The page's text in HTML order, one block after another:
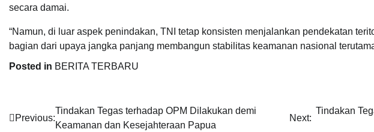
secara damai.
“Namun, di luar aspek penindakan, TNI tetap konsisten menjalankan pendekatan
bagian dari upaya jangka panjang membangun stabilitas keamanan nasional
Posted in BERITA TERBARU
Navigasi
Previous:
Tindakan Tegas terhadap OPM Dilakukan demi
Keamanan dan Kesejahteraan Papua
Next:
Tindakan